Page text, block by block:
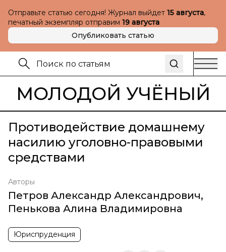
Отправьте статью сегодня! Журнал выйдет 15 августа,
печатный экземпляр отправим 19 августа
Опубликовать статью
МОЛОДОЙ УЧЁНЫЙ
Противодействие домашнему
насилию уголовно-правовыми
средствами
Авторы
Петров Александр Александрович,
Пенькова Алина Владимировна
Юриспруденция